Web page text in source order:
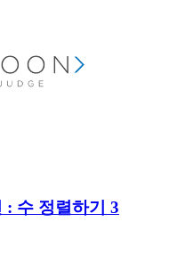
: 수 정렬하기 3